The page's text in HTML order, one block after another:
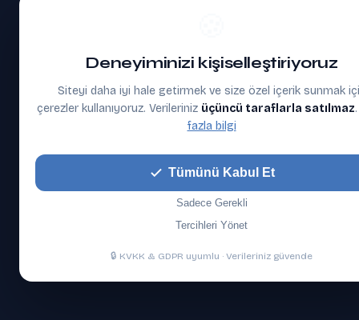
Deneyiminizi kişiselleştiriyoruz
Siteyi daha iyi hale getirmek ve size özel içerik sunmak
çerezler kullanıyoruz. Verileriniz üçüncü taraflarla satılmaz
fazla bilgi
Tümünü Kabul Et
Sadece Gerekli
Tercihleri Yönet
🔒 KVKK & GDPR uyumlu · Verileriniz güvende